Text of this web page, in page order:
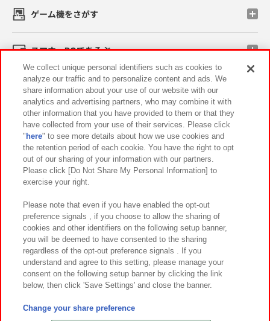
ゲーム機をさがす
スマホ・PCであそぶ
イベント・キャンペーン
関連会社 サステナビリティ サイトポリシー
プライバシーポリシー ウェブアクセシビリティ方針と検証結果
お取引先さまとともに
カスタマーハラスメント対応方針 よくあるご質問・お問い合わせ
©Bandai Namco Amusement Inc.
©Bandai Namco Amusement Lab Inc.
We collect unique personal identifiers such as cookies to
analyze our traffic and to personalize content and ads. We
share information about your use of our website with our
analytics and advertising partners, who may combine it with
other information that you have provided to them or that they
have collected from your use of their services. Please click
" here" to see more details about how we use cookies and
the retention period of each cookie. You have the right to opt
out of our sharing of your information with our partners.
Please click [Do Not Share My Personal Information] to
exercise your right.
Please note that even if you have enabled the opt-out
preference signals , if you choose to allow the sharing of
cookies and other identifiers on the following setup banner,
you will be deemed to have consented to the sharing
regardless of the opt-out preference signals . If you
understand and agree to this setting, please manage your
consent on the following setup banner by clicking the link
below, then click 'Save Settings' and close the banner.
Change your share preference